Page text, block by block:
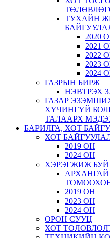
ТУХАЙН
2020
2021
2022
2023
2024
ГАЗРЫН БИРЖ
НЭВТРЭХ
ГАЗАР
ХҮЧИНГҮЙ
ТАЛААРХ
БАРИЛГА, ХОТ
ХОТ
2019 ОН
2024 ОН
ХЭРЭГЖИЖ
2019 ОН
2023 ОН
2024 ОН
ОРОН СУУЦ
ХОТ